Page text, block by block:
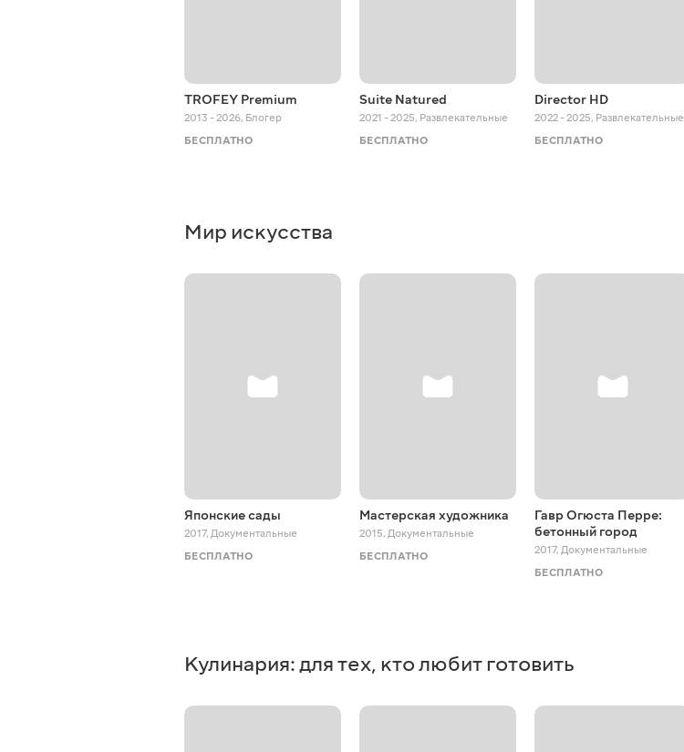
TROFEY Premium
2013 - 2026, Блогер
БЕСПЛАТНО
Suite Natured
2021 - 2025, Развлекательные
БЕСПЛАТНО
Director HD
2022 - 2025, Развлекательные
БЕСПЛАТНО
Мир искусства
Японские сады
2017, Документальные
БЕСПЛАТНО
Мастерская художника
2015, Документальные
БЕСПЛАТНО
Гавр Огюста Перре:
бетонный город
2017, Документальные
БЕСПЛАТНО
Кулинария: для тех, кто любит готовить